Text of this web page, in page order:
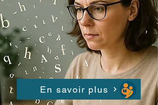
En savoir plus